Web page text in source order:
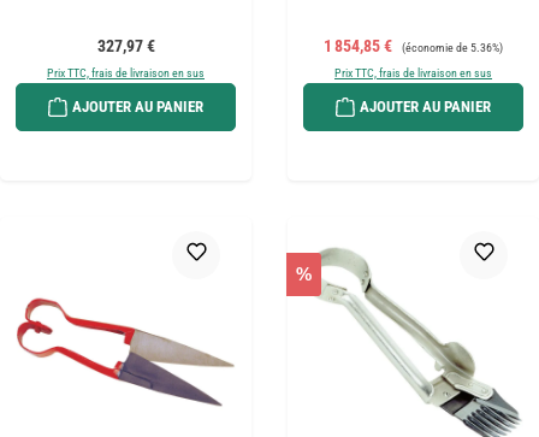
Prix régulier :
327,97 €
Prix TTC, frais de livraison en sus
AJOUTER AU PANIER
Prix de vente :
1 854,85 € Prix régulier :
(économie de 5.36%)
Prix TTC, frais de livraison en sus
AJOUTER AU PANIER
%